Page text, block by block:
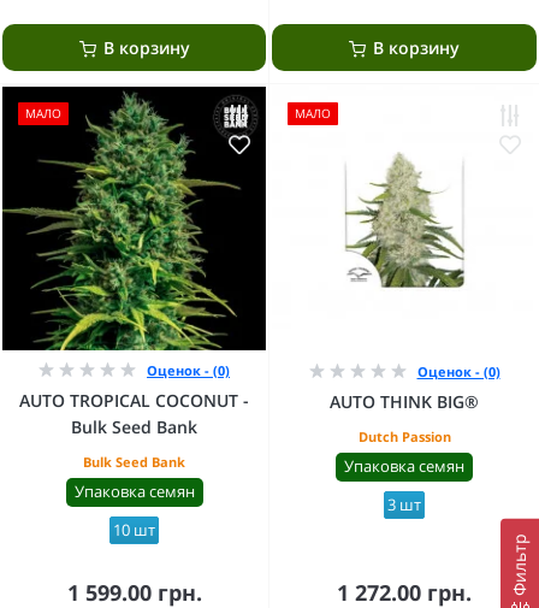
Фильтр
В корзину В корзину
МАЛО
Оценок - (0)
AUTO TROPICAL COCONUT -
Bulk Seed Bank
Bulk Seed Bank
Упаковка семян
10 шт
1 599.00 грн.
МАЛО
Оценок - (0)
AUTO THINK BIG®
Dutch Passion
Упаковка семян
3 шт
1 272.00 грн.